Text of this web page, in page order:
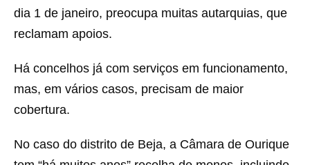
dia 1 de janeiro, preocupa muitas autarquias, que
reclamam apoios.
Há concelhos já com serviços em funcionamento,
mas, em vários casos, precisam de maior
cobertura.
No caso do distrito de Beja, a Câmara de Ourique